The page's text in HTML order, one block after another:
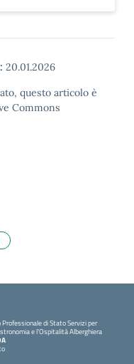
20.01.2026
questo articolo è
Commons
di Stato Servizi per
e l'Ospitalità Alberghiera